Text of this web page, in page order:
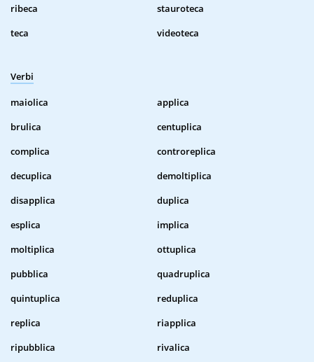
ribeca
stauroteca
teca
videoteca
Verbi
maiolica
applica
brulica
centuplica
complica
controreplica
decuplica
demoltiplica
disapplica
duplica
esplica
implica
moltiplica
ottuplica
pubblica
quadruplica
quintuplica
reduplica
replica
riapplica
ripubblica
rivalica